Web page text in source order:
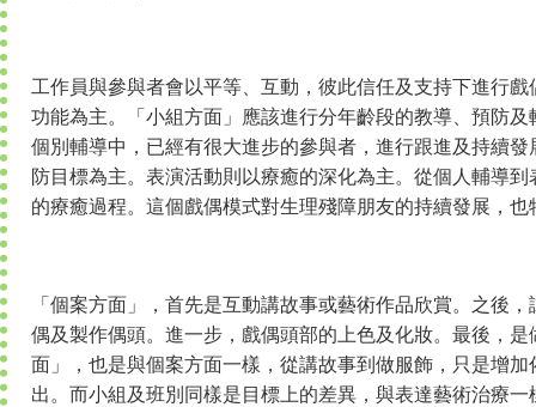
工作員與參與者會以平等、互動，彼此信任及支持下進行
功能為主。「小組方面」應該進行分年齡段的教導、預防
個別輔導中，已經有很大進步的參與者，進行跟進及持續
防目標為主。表演活動則以療癒的深化為主。從個人輔導
的療癒過程。這個戲偶模式對生理殘障朋友的持續發展，也
「個案方面」，首先是互動講故事或藝術作品欣賞。之後
偶及製作偶頭。進一步，戲偶頭部的上色及化妝。最後，
面」，也是與個案方面一樣，從講故事到做服飾，只是增
出。而小組及班別同樣是目標上的差異，與表達藝術治療